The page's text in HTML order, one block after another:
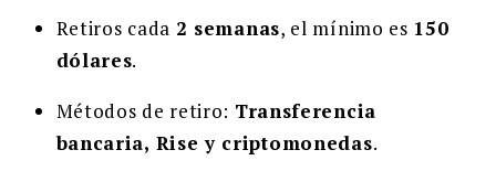
Retiros cada 2 semanas, el mínimo es 150
dólares.
Métodos de retiro: Transferencia
bancaria, Rise y criptomonedas.